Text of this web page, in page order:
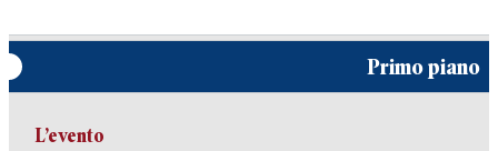
Primo piano
L’evento